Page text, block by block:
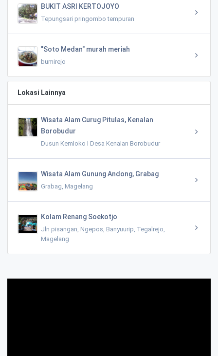
BUKIT ASRI KERTOJOYO
Tepungsari pringombo tempuran
"Soto Medan" murah meriah
bumirejo
Lokasi Lainnya
Wisata Alam Curug Pitulas, Kenalan
Borobudur
Dusun Kemloko I Desa Kenalan Borobudur
Wisata Alam Gunung Andong, Grabag
Grabag, Magelang
Kolam Renang Soekotjo
Jln pisangan, Ngepos, Banyuurip, Tegalrejo,
Magelang